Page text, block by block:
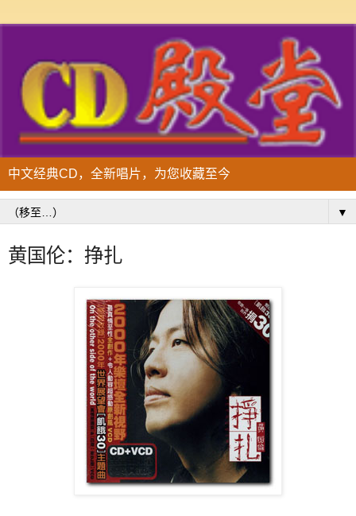
中文经典CD，全新唱片，为您收藏至今
▼
黄国伦：挣扎